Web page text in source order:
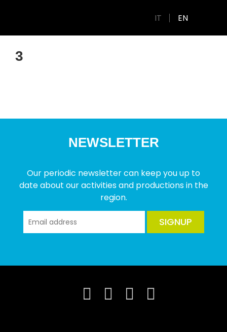
IT EN
3
NEWSLETTER
Our periodic newsletter can keep you up to
date about our activities and productions in the
region.
SIGNUP